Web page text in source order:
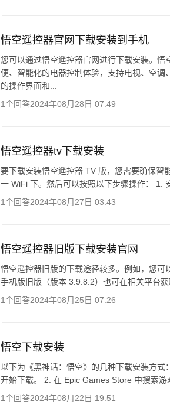
悟空遥控器官网下载安装到手机
您可以通过悟空遥控器官网进行下载安装。
便、智能化的电器控制体验，支持电视、空
的操作界面和...
1个回答2024年08月28日 07:49
悟空遥控器tv下载安装
要下载安装悟空遥控器 TV 版，您需要确保智
一 WiFi 下。然后可以按照以下步骤操作： 1.
1个回答2024年08月27日 03:43
悟空遥控器旧版下载安装官网
悟空遥控器旧版的下载途径较多。例如，您
手机版旧版（版本 3.9.8.2）也可在相关平台
1个回答2024年08月25日 07:26
悟空下载安装
以下为《黑神话：悟空》的几种下载安装方式
开始下载。 2. 在 Epic Games Store 中搜索游
1个回答2024年08月22日 19:51